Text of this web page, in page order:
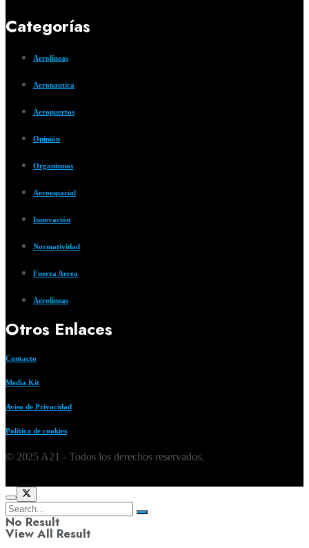
Categorías
Aerolíneas
Aeronautica
Aeropuertos
Opinión
Organismos
Aeroespacial
Innovación
Normatividad
Fuerza Aerea
Aerolíneas
Otros Enlaces
Contacto
Media Kit
Aviso de Privacidad
Política de cookies
© 2025 A21 - Todos los derechos reservados.
No Result
View All Result